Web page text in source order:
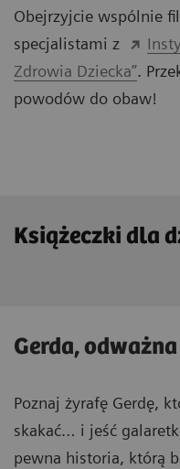
Obejrzyjcie wspólnie
specjalistami z
Zdrowia Dziecka”.
powodów do obaw!
Książeczki dla
Gerda,
Poznaj żyrafę Gerdę,
skakać… i jeść
pewna historia, którą